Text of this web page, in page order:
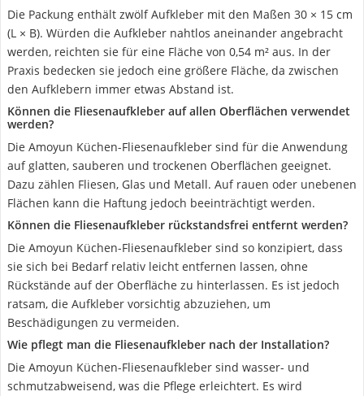
Die Packung enthält zwölf Aufkleber mit den Maßen 30 × 15 cm
(L × B). Würden die Aufkleber nahtlos aneinander angebracht
werden, reichten sie für eine Fläche von 0,54 m² aus. In der
Praxis bedecken sie jedoch eine größere Fläche, da zwischen
den Aufklebern immer etwas Abstand ist.
Können die Fliesenaufkleber auf allen Oberflächen verwendet
werden?
Die Amoyun Küchen-Fliesenaufkleber sind für die Anwendung
auf glatten, sauberen und trockenen Oberflächen geeignet.
Dazu zählen Fliesen, Glas und Metall. Auf rauen oder unebenen
Flächen kann die Haftung jedoch beeinträchtigt werden.
Können die Fliesenaufkleber rückstandsfrei entfernt werden?
Die Amoyun Küchen-Fliesenaufkleber sind so konzipiert, dass
sie sich bei Bedarf relativ leicht entfernen lassen, ohne
Rückstände auf der Oberfläche zu hinterlassen. Es ist jedoch
ratsam, die Aufkleber vorsichtig abzuziehen, um
Beschädigungen zu vermeiden.
Wie pflegt man die Fliesenaufkleber nach der Installation?
Die Amoyun Küchen-Fliesenaufkleber sind wasser- und
schmutzabweisend, was die Pflege erleichtert. Es wird